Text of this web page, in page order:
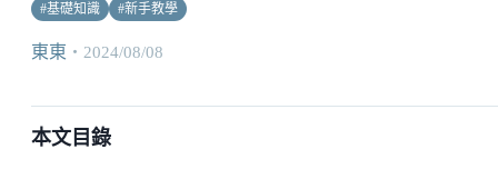
#基礎知識 #新手教學
東東 ・ 2024/08/08
本文目錄